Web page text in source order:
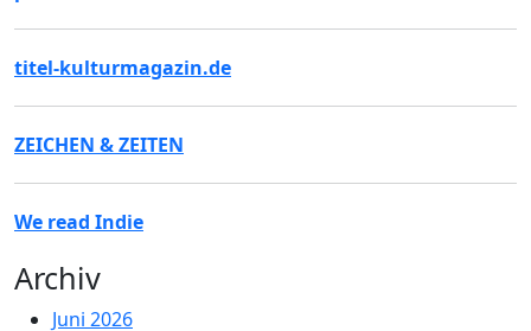
titel-kulturmagazin.de
ZEICHEN & ZEITEN
We read Indie
Archiv
Juni 2026